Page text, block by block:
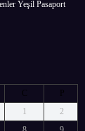
Yeşil Pasaport
C
P
1
2